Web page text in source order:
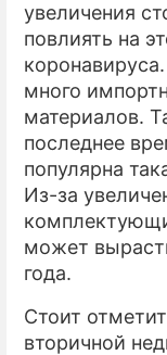
увеличения
повлиять на
много
материалов.
последнее
популярна
Из-за
может
года.
Стоит
вторичной